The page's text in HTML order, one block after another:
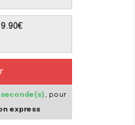
, pour
express